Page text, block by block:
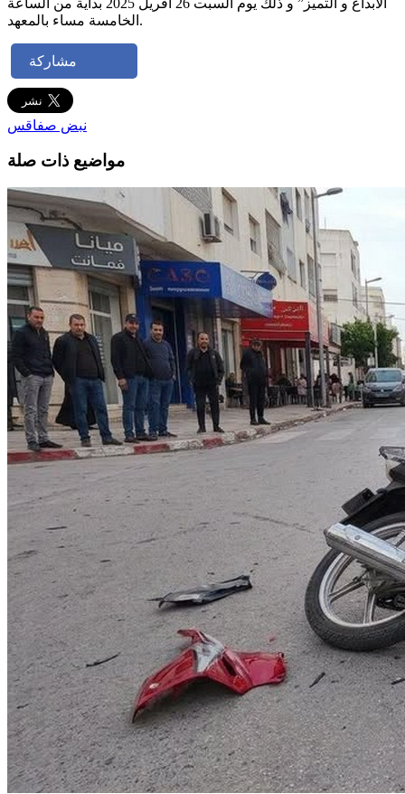
الخامسة مساء بالمعهد.
مشاركة
نبض صفاقس
مواضيع ذات صلة